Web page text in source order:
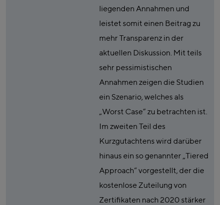
liegenden Annahmen und
leistet somit einen Beitrag zu
mehr Transparenz in der
aktuellen Diskussion. Mit teils
sehr pessimistischen
Annahmen zeigen die Studien
ein Szenario, welches als
„Worst Case“ zu betrachten ist.
Im zweiten Teil des
Kurzgutachtens wird darüber
hinaus ein so genannter „Tiered
Approach“ vorgestellt, der die
kostenlose Zuteilung von
Zertifikaten nach 2020 stärker